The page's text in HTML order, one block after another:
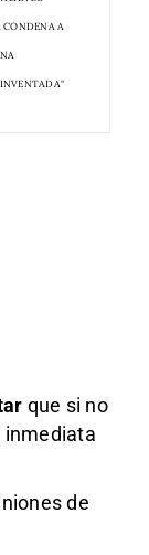
A
que si no
inmediata
de